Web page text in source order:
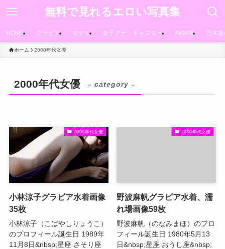
無料で見れるエロい写真集
HOME グラビア モデル 女子アナ・キャスター AKB48 乃木
ホーム 2000年代女優
2000年代女優 – category –
2000年代女優
小林涼子グラビア水着画像
35枚
小林涼子（こばやしりょうこ）
のプロフィール誕生日 1989年
11月8日&nbsp;星座 さそり座
2000年代女優
野波麻帆グラビア水着、濡
れ場画像59枚
野波麻帆（のなみまほ）のプロ
フィール誕生日 1980年5月13
日&nbsp;星座 おうし座&nbsp;